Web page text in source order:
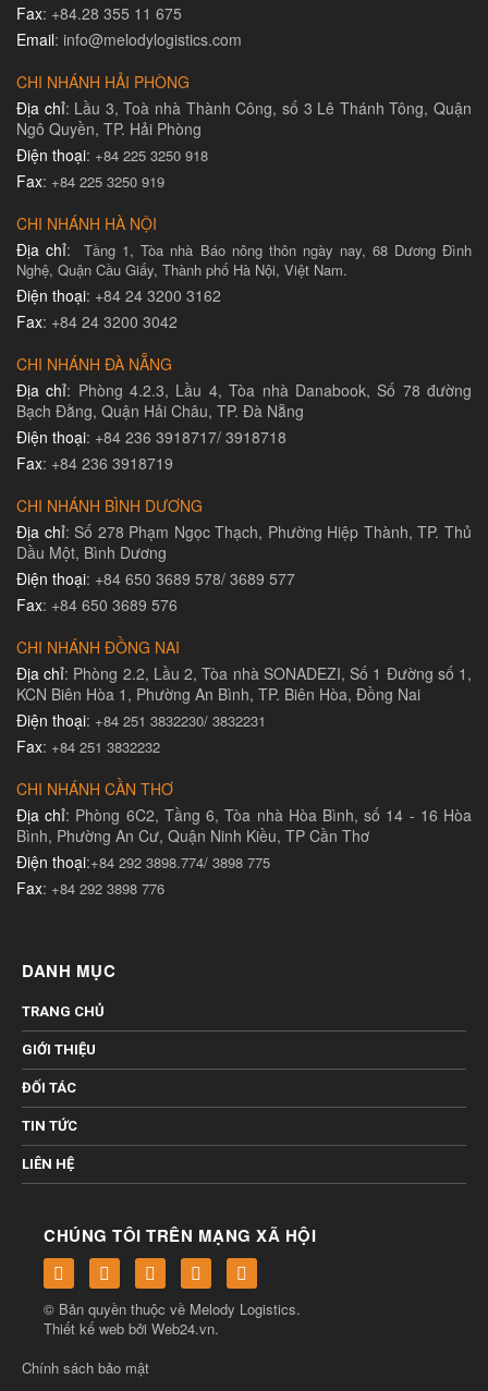
Fax: +84.28 355 11 675
Email: info@melodylogistics.com
CHI NHÁNH HẢI PHÒNG
Địa chỉ: Lầu 3, Toà nhà Thành Công, số 3 Lê Thánh Tông, Quận
Ngô Quyền, TP. Hải Phòng
Điện thoại: +84 225 3250 918
Fax: +84 225 3250 919
CHI NHÁNH HÀ NỘI
Địa chỉ:
Tầng 1, Tòa nhà Báo nông thôn ngày nay, 68 Dương Đình
Nghệ, Quận Cầu Giấy, Thành phố Hà Nội, Việt Nam.
Điện thoại: +84 24 3200 3162
Fax: +84 24 3200 3042
CHI NHÁNH ĐÀ NẴNG
Địa chỉ: Phòng 4.2.3, Lầu 4, Tòa nhà Danabook, Số 78 đường
Bạch Đằng, Quận Hải Châu, TP. Đà Nẵng
Điện thoại: +84 236 3918717/ 3918718
Fax: +84 236 3918719
CHI NHÁNH BÌNH DƯƠNG
Địa chỉ: Số 278 Phạm Ngọc Thạch, Phường Hiệp Thành, TP. Thủ
Dầu Một, Bình Dương
Điện thoại: +84 650 3689 578/ 3689 577
Fax: +84 650 3689 576
CHI NHÁNH ĐỒNG NAI
Địa chỉ: Phòng 2.2, Lầu 2, Tòa nhà SONADEZI, Số 1 Đường số 1,
KCN Biên Hòa 1, Phường An Bình, TP. Biên Hòa, Đồng Nai
Điện thoại: +84 251 3832230/ 3832231​
Fax: +84 251 3832232
CHI NHÁNH CẦN THƠ
Địa chỉ: Phòng 6C2, Tầng 6, Tòa nhà Hòa Bình, số 14 - 16 Hòa
Bình, Phường An Cư, Quận Ninh Kiều, TP Cần Thơ
Điện thoại:+84 292 3898.774/ 3898 775
Fax: +84 292 3898 776
DANH MỤC
TRANG CHỦ
GIỚI THIỆU
ĐỐI TÁC
TIN TỨC
LIÊN HỆ
CHÚNG TÔI TRÊN MẠNG XÃ HỘI
© Bản quyền thuộc về Melody Logistics.
Thiết kế web bởi Web24.vn.
Chính sách bảo mật